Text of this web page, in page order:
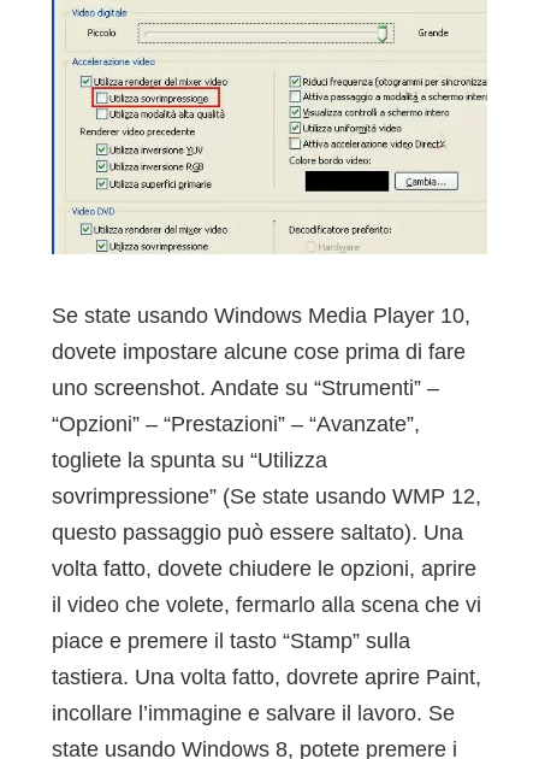
Se state usando Windows Media Player 10,
dovete impostare alcune cose prima di fare
uno screenshot. Andate su “Strumenti” –
“Opzioni” – “Prestazioni” – “Avanzate”,
togliete la spunta su “Utilizza
sovrimpressione” (Se state usando WMP 12,
questo passaggio può essere saltato). Una
volta fatto, dovete chiudere le opzioni, aprire
il video che volete, fermarlo alla scena che vi
piace e premere il tasto “Stamp” sulla
tastiera. Una volta fatto, dovrete aprire Paint,
incollare l’immagine e salvare il lavoro. Se
state usando Windows 8, potete premere i